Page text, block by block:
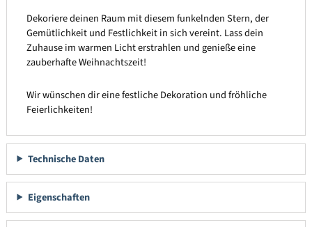
Dekoriere deinen Raum mit diesem funkelnden Stern, der
Gemütlichkeit und Festlichkeit in sich vereint. Lass dein
Zuhause im warmen Licht erstrahlen und genieße eine
zauberhafte Weihnachtszeit!
Wir wünschen dir eine festliche Dekoration und fröhliche
Feierlichkeiten!
Technische Daten
Eigenschaften